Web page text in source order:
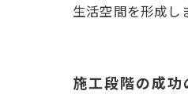
生活空間を形成し
施工段階の成